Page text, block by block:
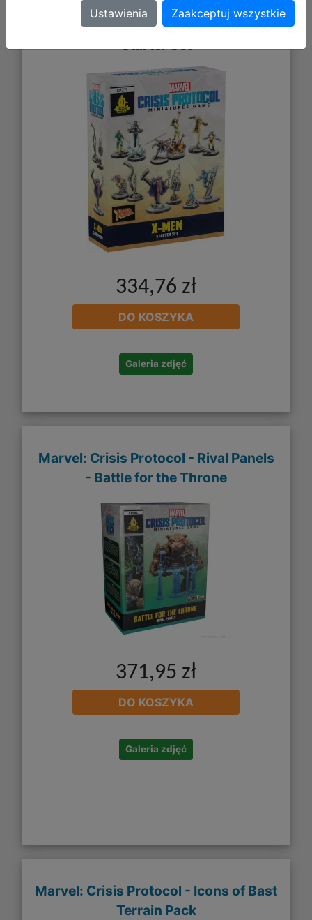
Marvel: Crisis Protocol CP271 X-Men
Starter Set
334,76 zł
DO KOSZYKA
Galeria zdjęć
Marvel: Crisis Protocol - Rival Panels
- Battle for the Throne
371,95 zł
DO KOSZYKA
Galeria zdjęć
Marvel: Crisis Protocol - Icons of Bast
Terrain Pack
Ustawienia Zaakceptuj wszystkie